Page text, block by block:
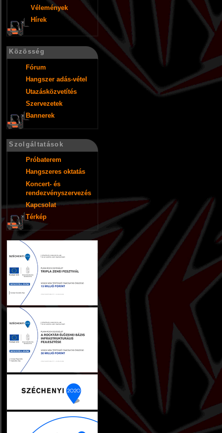
Vélemények
Hírek
Közösség
Fórum
Hangszer adás-vétel
Utazásközvetítés
Szervezetek
Bannerek
Szolgáltatások
Próbaterem
Hangszeres oktatás
Koncert- és
rendezvényszervezés
Kapcsolat
Térkép